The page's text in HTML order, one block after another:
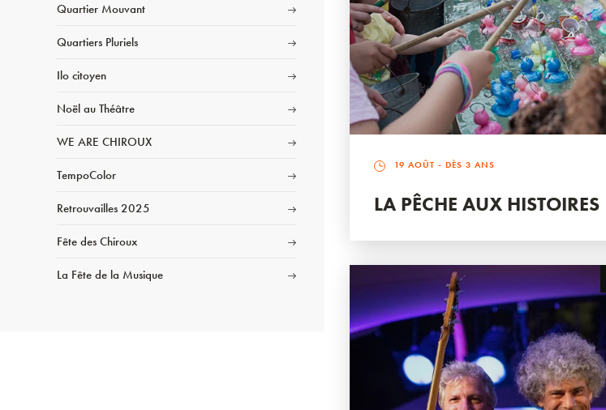
Quartier Mouvant
Quartiers Pluriels
Ilo citoyen
Noël au Théâtre
WE ARE CHIROUX
TempoColor
Retrouvailles 2025
Fête des Chiroux
La Fête de la Musique
19 AOÛT - DÈS 3 ANS
LA PÊCHE AUX HISTOIRES